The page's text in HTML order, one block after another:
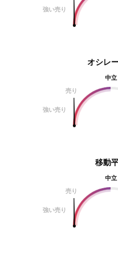
オシレ
中立
売り
強い売り
強い売り
移動
中立
売り
強い売り